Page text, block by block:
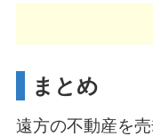
まとめ
遠方の不動産を